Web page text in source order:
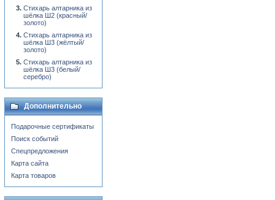
Стихарь алтарника из
шёлка Ш2 (красный/
золото)
Стихарь алтарника из
шёлка Ш3 (жёлтый/
золото)
Стихарь алтарника из
шёлка Ш3 (белый/
серебро)
Дополнительно
Подарочные сертификаты
Поиск событий
Спецпредложения
Карта сайта
Карта товаров